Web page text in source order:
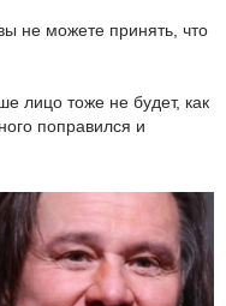
не можете принять, что
лицо тоже не будет, как
поправился и